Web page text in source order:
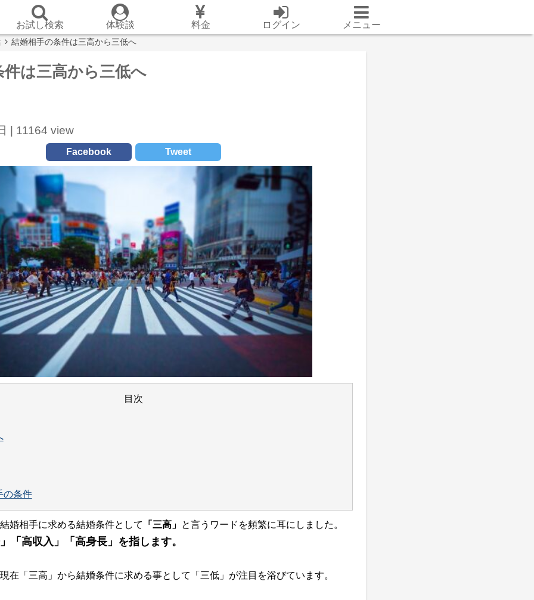
お試し検索 体験談 料金 ログイン メニュー
結婚相手の条件は三高から三低へ
件は三高から三低へ
| 11164 view
Facebook Tweet
目次
の条件
婚相手に求める結婚条件として 「三高」 と言うワードを頻繁に耳にしました。
「高収入」「高身長」を指します。
在「三高」から結婚条件に求める事として「三低」が注目を浴びています。